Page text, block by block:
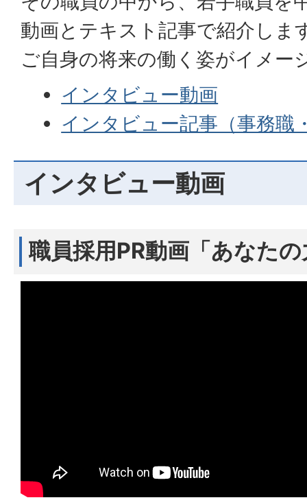
動画とテキスト記事で紹介しま
ご自身の将来の働く姿がイメー
インタビュー動画
インタビュー記事（事務職
インタビュー動画
職員採用PR動画「あなた